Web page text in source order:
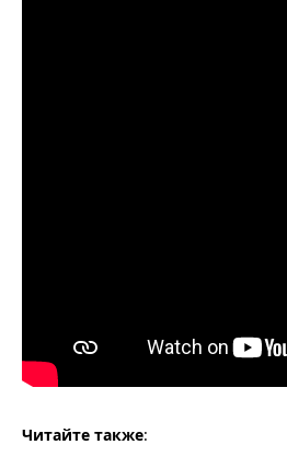
Читайте также: